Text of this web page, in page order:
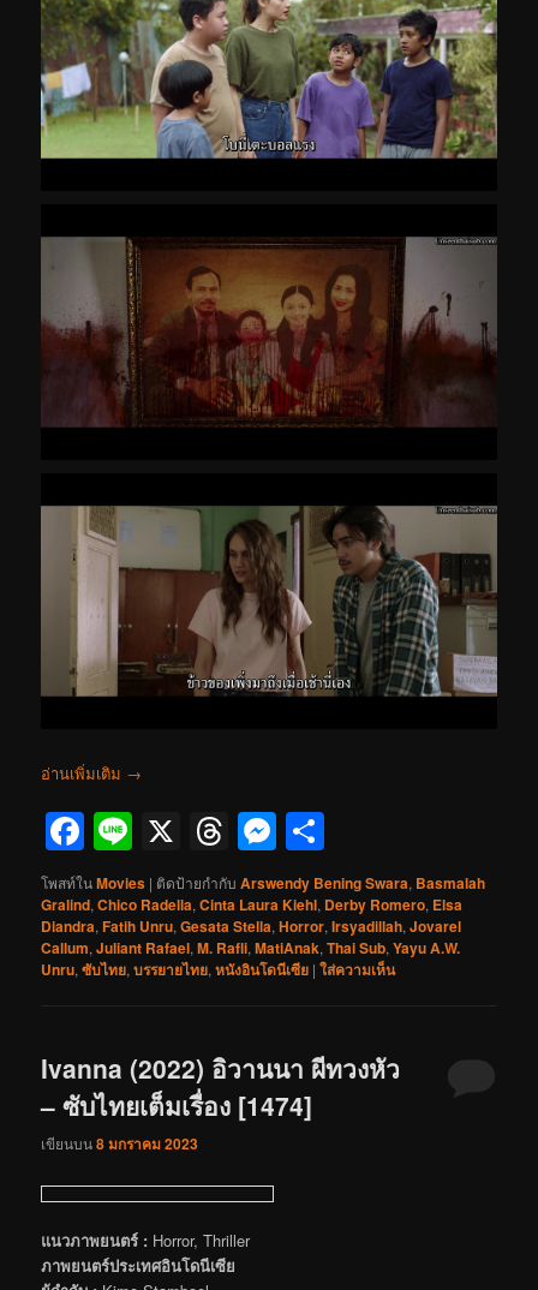
อ่านเพิ่มเติม →
Facebook
Line
X Threads
Messenger
โพสท์ในMovies | ติดป้ายกำกับ Arswendy Bening Swara, Basmalah
Gralind,Chico Radella,Cinta Laura Kiehl, Derby Romero, Elsa
Diandra,Fatih Unru,Gesata Stella,Horror,Irsyadillah,Jovarel
Callum,Juliant Rafael,M. Rafli,MatiAnak,Thai Sub,Yayu A.W.
Unru,ซับไทย,บรรยายไทย,หนังอินโดนีเซีย |ใส่ความเห็น
Ivanna (2022) อิวานนา ผีทวงหัว
– ซับไทยเต็มเรื่อง [1474]
เขียนบน8 มกราคม 2023
แนวภาพยนตร์ : Horror, Thriller
ภาพยนตร์ประเทศอินโดนีเซีย